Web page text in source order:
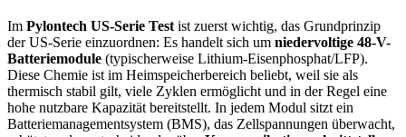
Im Pylontech US-Serie Test ist zuerst wichtig, das Grundprinzip
der US-Serie einzuordnen: Es handelt sich um niedervoltige 48-V-
Batteriemodule (typischerweise Lithium-Eisenphosphat/LFP).
Diese Chemie ist im Heimspeicherbereich beliebt, weil sie als
thermisch stabil gilt, viele Zyklen ermöglicht und in der Regel eine
hohe nutzbare Kapazität bereitstellt. In jedem Modul sitzt ein
Batteriemanagementsystem (BMS), das Zellspannungen überwacht,